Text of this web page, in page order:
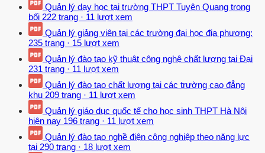
Quản lý dạy học tại trường THPT Tuyên Quang trong
bối 222 trang · 11 lượt xem
Quản lý giảng viên tại các trường đại học địa phương:
235 trang · 15 lượt xem
Quản lý đào tạo kỹ thuật công nghệ chất lượng tại Đại
231 trang · 11 lượt xem
Quản lý đào tạo chất lượng tại các trường cao đẳng
khu 209 trang · 11 lượt xem
Quản lý giáo dục quốc tế cho học sinh THPT Hà Nội
hiện nay 196 trang · 11 lượt xem
Quản lý đào tạo nghề điện công nghiệp theo năng lực
tại 290 trang · 18 lượt xem